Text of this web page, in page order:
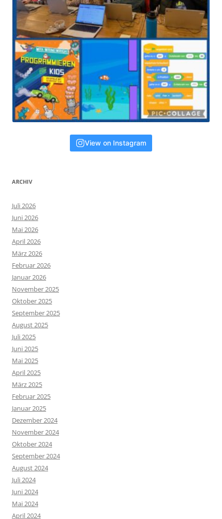
View on Instagram
ARCHIV
Juli 2026
Juni 2026
Mai 2026
April 2026
März 2026
Februar 2026
Januar 2026
November 2025
Oktober 2025
September 2025
August 2025
Juli 2025
Juni 2025
Mai 2025
April 2025
März 2025
Februar 2025
Januar 2025
Dezember 2024
November 2024
Oktober 2024
September 2024
August 2024
Juli 2024
Juni 2024
Mai 2024
April 2024